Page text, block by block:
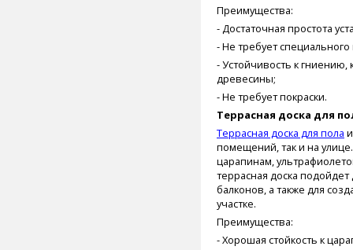
Преимущества:
- Достаточная простота
- Не требует специального
- Устойчивость к
древесины;
- Не требует покраски.
Террасная доска для
Террасная доска для пола
помещений, так и на
царапинам,
террасная доска подойдет
балконов, а также для
участке.
Преимущества:
- Хорошая стойкость к